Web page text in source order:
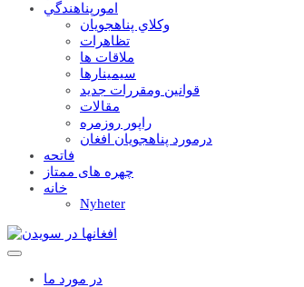
امورپناهندگي
وکلاي پناهجويان
تظاهرات
ملاقات ها
سيمينارها
قوانين ومقررات جديد
مقالات
راپور روزمره
درمورد پناهجويان افغان
فاتحه
چهره های ممتاز
خانه
Nyheter
در مورد ما